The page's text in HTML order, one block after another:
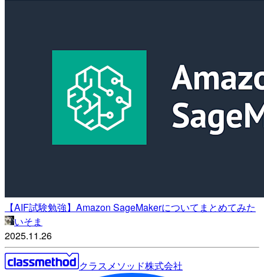
【AIF試験勉強】Amazon SageMakerについてまとめてみた
いそま
2025.11.26
クラスメソッド株式会社